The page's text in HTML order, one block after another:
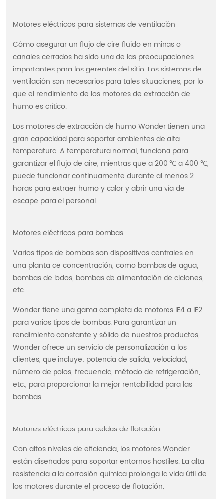
Motores eléctricos para sistemas de ventilación
Cómo asegurar un flujo de aire fluido en minas o
canales cerrados ha sido una de las preocupaciones
importantes para los gerentes del sitio. Los sistemas de
ventilación son necesarios para tales situaciones, por lo
que el rendimiento de los motores de extracción de
humo es crítico.
Los motores de extracción de humo Wonder tienen una
gran capacidad para soportar ambientes de alta
temperatura. A temperatura normal, funciona para
garantizar el flujo de aire, mientras que a 200 ℃ a 400 ℃,
puede funcionar continuamente durante al menos 2
horas para extraer humo y calor y abrir una vía de
escape para el personal.
Motores eléctricos para bombas
Varios tipos de bombas son dispositivos centrales en
una planta de concentración, como bombas de agua,
bombas de lodos, bombas de alimentación de ciclones,
etc.
Wonder tiene una gama completa de motores IE4 a IE2
para varios tipos de bombas. Para garantizar un
rendimiento constante y sólido de nuestros productos,
Wonder ofrece un servicio de personalización a los
clientes, que incluye: potencia de salida, velocidad,
número de polos, frecuencia, método de refrigeración,
etc., para proporcionar la mejor rentabilidad para las
bombas.
Motores eléctricos para celdas de flotación
Con altos niveles de eficiencia, los motores Wonder
están diseñados para soportar entornos hostiles. La alta
resistencia a la corrosión química prolonga la vida útil de
los motores durante el proceso de flotación.